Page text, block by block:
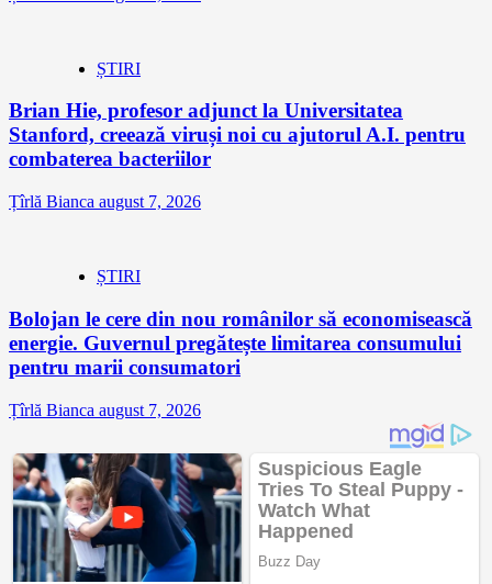
ȘTIRI
Brian Hie, profesor adjunct la Universitatea
Stanford, creează viruși noi cu ajutorul A.I. pentru
combaterea bacteriilor
Țîrlă Bianca august 7, 2026
ȘTIRI
Bolojan le cere din nou românilor să economisească
energie. Guvernul pregătește limitarea consumului
pentru marii consumatori
Țîrlă Bianca august 7, 2026